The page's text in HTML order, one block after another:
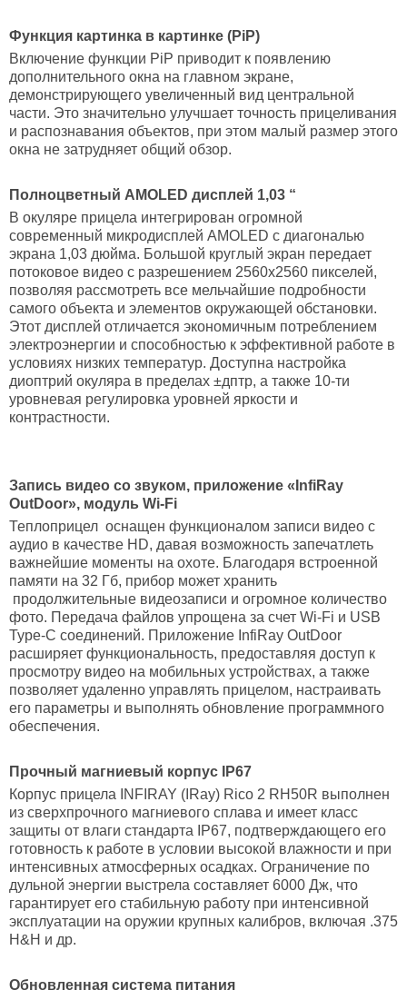
Функция картинка в картинке (PiP)
Включение функции PiP приводит к появлению
дополнительного окна на главном экране,
демонстрирующего увеличенный вид центральной
части. Это значительно улучшает точность прицеливания
и распознавания объектов, при этом малый размер этого
окна не затрудняет общий обзор.
Полноцветный AMOLED дисплей 1,03 “
В окуляре прицела интегрирован огромной
современный микродисплей AMOLED с диагональю
экрана 1,03 дюйма. Большой круглый экран передает
потоковое видео с разрешением 2560х2560 пикселей,
позволяя рассмотреть все мельчайшие подробности
самого объекта и элементов окружающей обстановки.
Этот дисплей отличается экономичным потреблением
электроэнергии и способностью к эффективной работе в
условиях низких температур. Доступна настройка
диоптрий окуляра в пределах ±дптр, а также 10-ти
уровневая регулировка уровней яркости и
контрастности.
Запись видео со звуком, приложение «InfiRay
OutDoor», модуль Wi-Fi
Теплоприцел оснащен функционалом записи видео с
аудио в качестве HD, давая возможность запечатлеть
важнейшие моменты на охоте. Благодаря встроенной
памяти на 32 Гб, прибор может хранить
продолжительные видеозаписи и огромное количество
фото. Передача файлов упрощена за счет Wi-Fi и USB
Type-C соединений. Приложение InfiRay OutDoor
расширяет функциональность, предоставляя доступ к
просмотру видео на мобильных устройствах, а также
позволяет удаленно управлять прицелом, настраивать
его параметры и выполнять обновление программного
обеспечения.
Прочный магниевый корпус IP67
Корпус прицела INFIRAY (IRay) Rico 2 RH50R выполнен
из сверхпрочного магниевого сплава и имеет класс
защиты от влаги стандарта IP67, подтверждающего его
готовность к работе в условии высокой влажности и при
интенсивных атмосферных осадках. Ограничение по
дульной энергии выстрела составляет 6000 Дж, что
гарантирует его стабильную работу при интенсивной
эксплуатации на оружии крупных калибров, включая .375
H&H и др.
Обновленная система питания